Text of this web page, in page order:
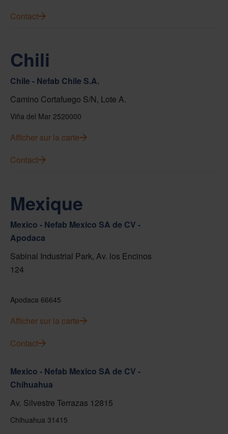
Contact
Chili
Chile - Nefab Chile S.A.
Camino Cortafuego S/N, Lote A.
Viña del Mar 2520000
Afficher sur la carte
Contact
Mexique
Mexico - Nefab Mexico SA de CV -
Apodaca
Sabinal Industrial Park, Av. los Encinos
124
Apodaca 66645
Afficher sur la carte
Contact
Mexico - Nefab Mexico SA de CV -
Chihuahua
Av. Silvestre Terrazas 12815
Chihuahua 31415